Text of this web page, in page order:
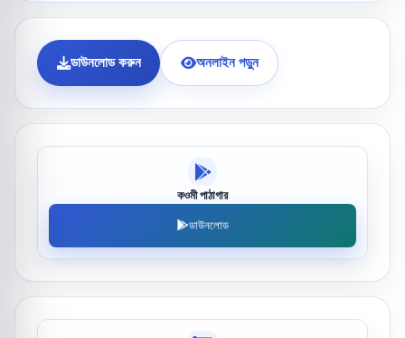
ডাউনলোড করুন অনলাইন পড়ুন
কওমী পাঠাগার
ডাউনলোড